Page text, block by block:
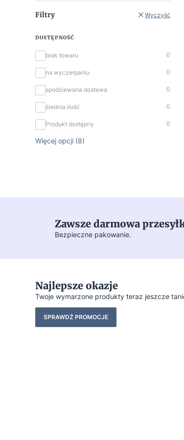
Filtry Wyczyść
DOSTĘPNOŚĆ
Dostępność
brak towaru 0
na wyczerpaniu 0
spodziewana dostawa 0
średnia ilość 0
Produkt dostępny 0
Więcej opcji (8)
Zawsze darmowa
Bezpieczne pakowanie.
Najlepsze okazje
Twoje wymarzone produkty teraz jeszcze
SPRAWDŹ PROMOCJE